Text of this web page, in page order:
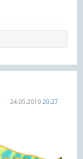
24.05.2019 20:27